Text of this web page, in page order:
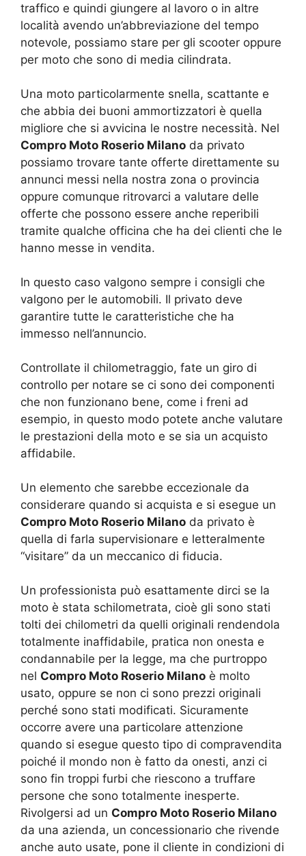
traffico e quindi giungere al lavoro o in altre
località avendo un’abbreviazione del tempo
notevole, possiamo stare per gli scooter oppure
per moto che sono di media cilindrata.
Una moto particolarmente snella, scattante e
che abbia dei buoni ammortizzatori è quella
migliore che si avvicina le nostre necessità. Nel
Compro Moto Roserio Milano da privato
possiamo trovare tante offerte direttamente su
annunci messi nella nostra zona o provincia
oppure comunque ritrovarci a valutare delle
offerte che possono essere anche reperibili
tramite qualche officina che ha dei clienti che le
hanno messe in vendita.
In questo caso valgono sempre i consigli che
valgono per le automobili. Il privato deve
garantire tutte le caratteristiche che ha
immesso nell’annuncio.
Controllate il chilometraggio, fate un giro di
controllo per notare se ci sono dei componenti
che non funzionano bene, come i freni ad
esempio, in questo modo potete anche valutare
le prestazioni della moto e se sia un acquisto
affidabile.
Un elemento che sarebbe eccezionale da
considerare quando si acquista e si esegue un
Compro Moto Roserio Milano da privato è
quella di farla supervisionare e letteralmente
“visitare” da un meccanico di fiducia.
Un professionista può esattamente dirci se la
moto è stata schilometrata, cioè gli sono stati
tolti dei chilometri da quelli originali rendendola
totalmente inaffidabile, pratica non onesta e
condannabile per la legge, ma che purtroppo
nel Compro Moto Roserio Milano è molto
usato, oppure se non ci sono prezzi originali
perché sono stati modificati. Sicuramente
occorre avere una particolare attenzione
quando si esegue questo tipo di compravendita
poiché il mondo non è fatto da onesti, anzi ci
sono fin troppi furbi che riescono a truffare
persone che sono totalmente inesperte.
Rivolgersi ad un Compro Moto Roserio Milano
da una azienda, un concessionario che rivende
anche auto usate, pone il cliente in condizioni di